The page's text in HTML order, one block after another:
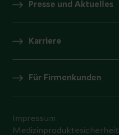
Presse und Aktuelles
Karriere
Für Firmenkunden
Impressum
Medizinproduktesicherheit